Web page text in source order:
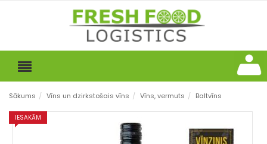
Sākums / Vīns un dzirkstošais vīns / Vīns, vermuts / Baltvīns
IESAKĀM